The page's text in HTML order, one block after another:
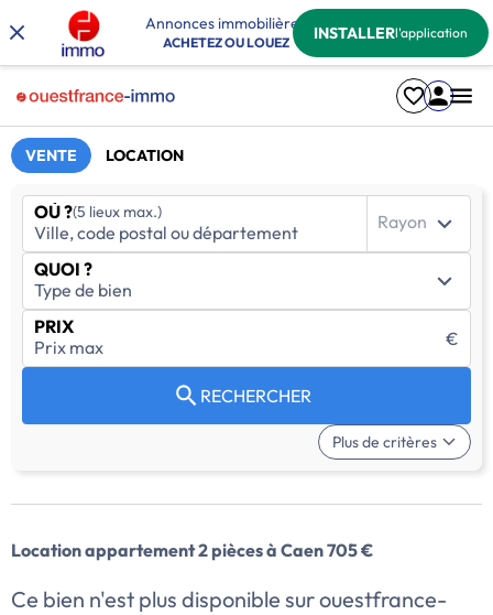
Annonces immobilières
ACHETEZ OU LOUEZ INSTALLERl'application
VENTE LOCATION
OÙ ?(5 lieux max.) Rayon
QUOI ?
PRIX
€
RECHERCHER
Plus de critères
Location appartement 2 pièces à Caen 705 €
Ce bien n'est plus disponible sur ouestfrance-